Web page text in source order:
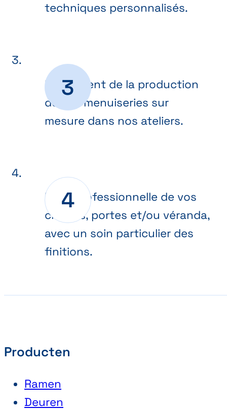
techniques personnalisés.
Lancement de la production
de vos menuiseries sur
mesure dans nos ateliers.
Pose professionnelle de vos
châssis, portes et/ou véranda,
avec un soin particulier des
finitions.
Producten
Ramen
Deuren